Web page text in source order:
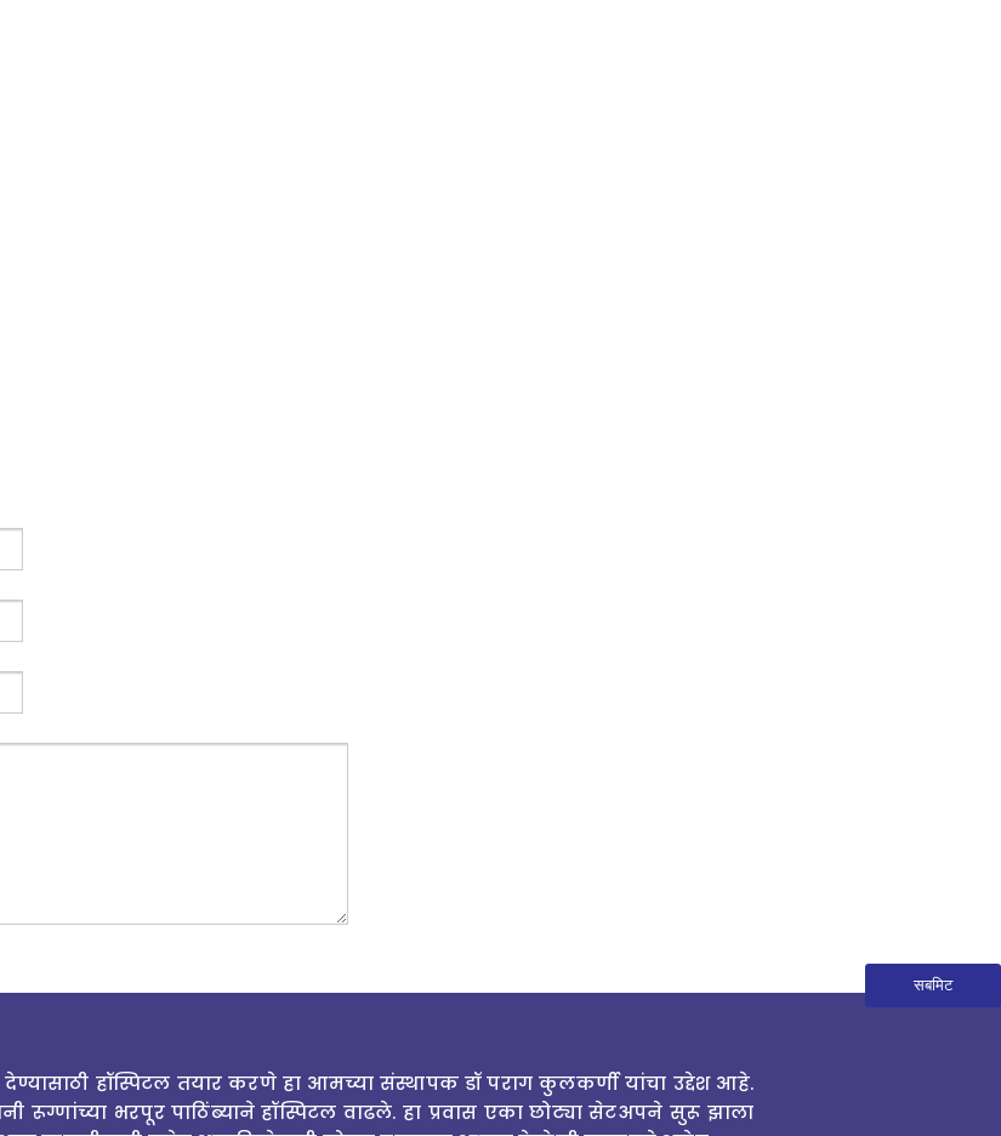
हॉस्पिटल तयार करणे हा आमच्या संस्थापक डॉ पराग कुलकर्णी यांचा उद्देश आहे.
भरपूर पाठिंब्याने हॉस्पिटल वाढले. हा प्रवास एका छोट्या सेटअपने सुरू झाला